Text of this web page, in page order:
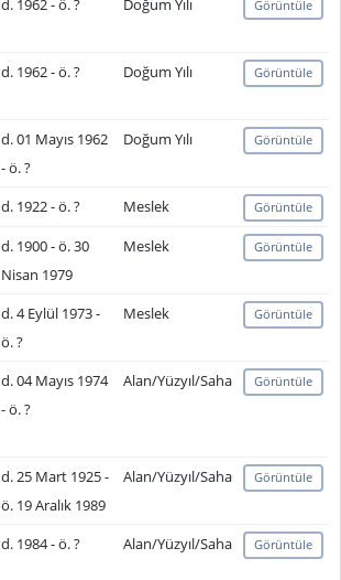
d. 1962 - ö. ? Doğum Yılı Görüntüle
d. 1962 - ö. ? Doğum Yılı Görüntüle
d. 01 Mayıs 1962
- ö. ?
Doğum Yılı Görüntüle
d. 1922 - ö. ? Meslek Görüntüle
d. 1900 - ö. 30
Nisan 1979
Meslek Görüntüle
d. 4 Eylül 1973 -
ö. ?
Meslek Görüntüle
d. 04 Mayıs 1974
- ö. ?
Alan/Yüzyıl/Saha Görüntüle
d. 25 Mart 1925 -
ö. 19 Aralık 1989
Alan/Yüzyıl/Saha Görüntüle
d. 1984 - ö. ? Alan/Yüzyıl/Saha Görüntüle